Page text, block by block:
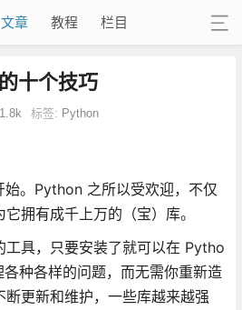
文章 教程 栏目
十个技巧
1.8k 标签: Python
。Python 之所以受欢迎，不仅
拥有成千上万的（宝）库。
工具，只要安装了就可以在 Pytho
种各样的问题，而无需你重新造
更新和维护，一些库越来越强